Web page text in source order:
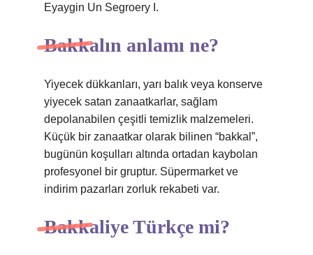
Eyaygin Un Segroery I.
Bakkalın anlamı ne?
Yiyecek dükkanları, yarı balık veya konserve
yiyecek satan zanaatkarlar, sağlam
depolanabilen çeşitli temizlik malzemeleri.
Küçük bir zanaatkar olarak bilinen “bakkal”,
bugünün koşulları altında ortadan kaybolan
profesyonel bir gruptur. Süpermarket ve
indirim pazarları zorluk rekabeti var.
Bakkaliye Türkçe mi?